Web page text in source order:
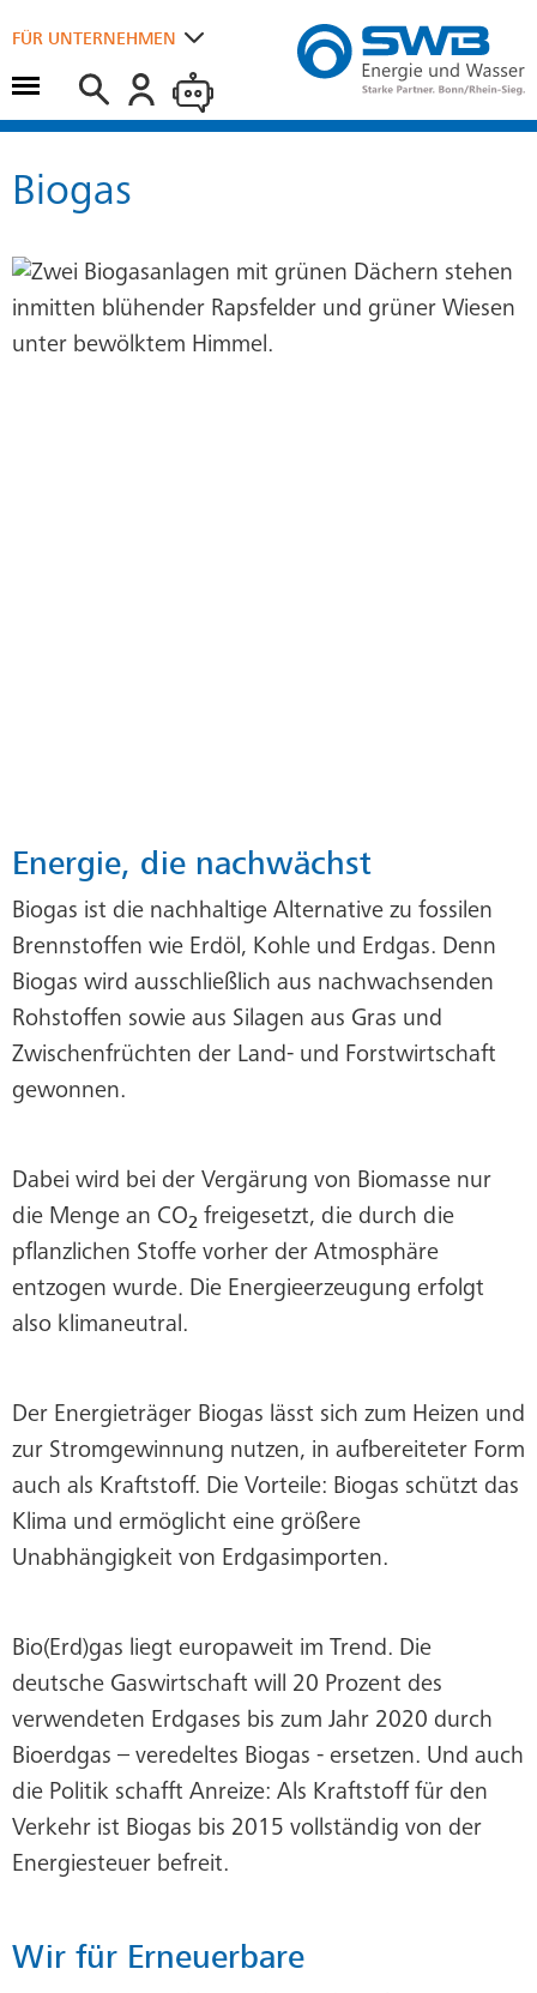
FÜR UNTERNEHMEN
FÜR ZUHAUSE
Hauptmenü öffnen
Suchen
Biogas
Energie, die nachwächst
Biogas ist die nachhaltige Alternative zu fossilen
Brennstoffen wie Erdöl, Kohle und Erdgas. Denn
Biogas wird ausschließlich aus nachwachsenden
Rohstoffen sowie aus Silagen aus Gras und
Zwischenfrüchten der Land- und Forstwirtschaft
gewonnen.
Dabei wird bei der Vergärung von Biomasse nur
die Menge an CO2 freigesetzt, die durch die
pflanzlichen Stoffe vorher der Atmosphäre
entzogen wurde. Die Energieerzeugung erfolgt
also klimaneutral.
Der Energieträger Biogas lässt sich zum Heizen und
zur Stromgewinnung nutzen, in aufbereiteter Form
auch als Kraftstoff. Die Vorteile: Biogas schützt das
Klima und ermöglicht eine größere
Unabhängigkeit von Erdgasimporten.
Bio(Erd)gas liegt europaweit im Trend. Die
deutsche Gaswirtschaft will 20 Prozent des
verwendeten Erdgases bis zum Jahr 2020 durch
Bioerdgas – veredeltes Biogas - ersetzen. Und auch
die Politik schafft Anreize: Als Kraftstoff für den
Verkehr ist Biogas bis 2015 vollständig von der
Energiesteuer befreit.
Wir für Erneuerbare